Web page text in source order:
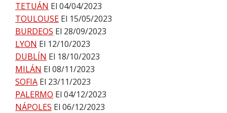
TETUÁN El 04/04/2023
TOULOUSE El 15/05/2023
BURDEOS El 28/09/2023
LYON El 12/10/2023
DUBLÍN El 18/10/2023
MILÁN El 08/11/2023
SOFIA El 23/11/2023
PALERMO El 04/12/2023
NÁPOLES El 06/12/2023